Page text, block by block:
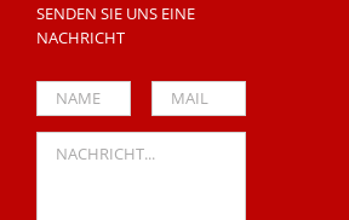
SENDEN SIE UNS EINE
NACHRICHT
Please leave this field empty.